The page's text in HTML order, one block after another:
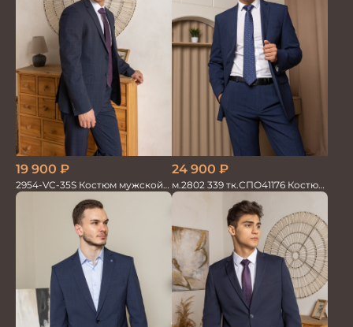
19 900 ₽
2954-VC-35S Костюм мужской
двойка
24 900 ₽
м.2802 339 тк.СПО41176 Костюм
мужской